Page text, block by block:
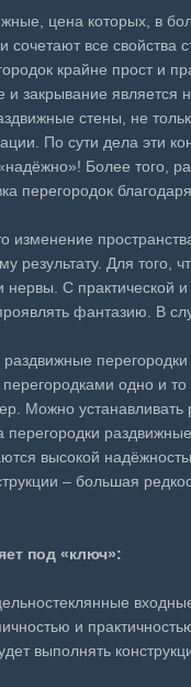
цена которых, в
все свойства
крайне прост и
и закрывание
стены, не
По сути дела эти
Более того,
перегородок
изменение
результату. Для того,
нервы. С практической
фантазию. В
раздвижные
одно и
Можно
высокой
– большая
под «ключ»:
и
выполнять